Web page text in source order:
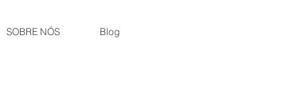
SOBRE NÓS Blog